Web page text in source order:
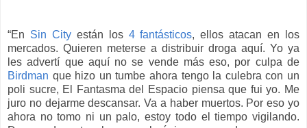
“En Sin City están los 4 fantásticos, ellos atacan en los
mercados. Quieren meterse a distribuir droga aquí. Yo ya
les advertí que aquí no se vende más eso, por culpa de
Birdman que hizo un tumbe ahora tengo la culebra con un
poli sucre, El Fantasma del Espacio piensa que fui yo. Me
juro no dejarme descansar. Va a haber muertos. Por eso yo
ahora no tomo ni un palo, estoy todo el tiempo vigilando.